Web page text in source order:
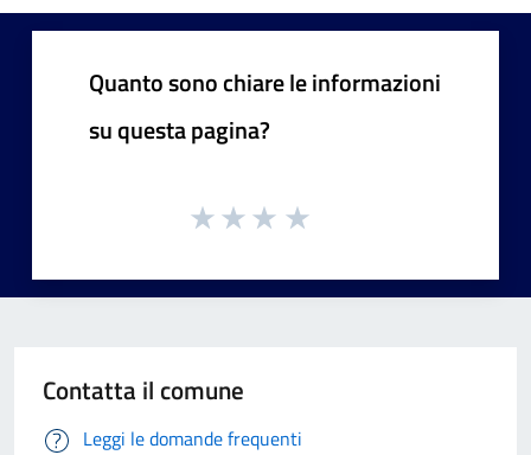
Quanto sono chiare le informazioni
su questa pagina?
Contatta il comune
Leggi le domande frequenti